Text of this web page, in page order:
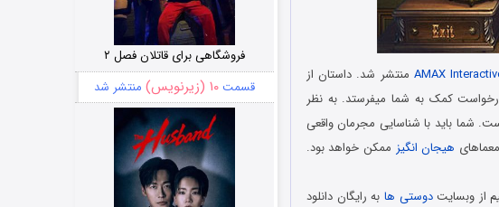
AMAX منتشر شد. داستان از
کمک به شما میفرستد. به نظر
باید با شناسایی مجرمان واقعی
هیجان انگیز ممکن خواهد بود.
از وبسایتدوستی ها به رایگان دانلود
فروشگاهی برای قاتلان فصل ۲
قسمت۱۰ (زیرنویس) منتشر شد